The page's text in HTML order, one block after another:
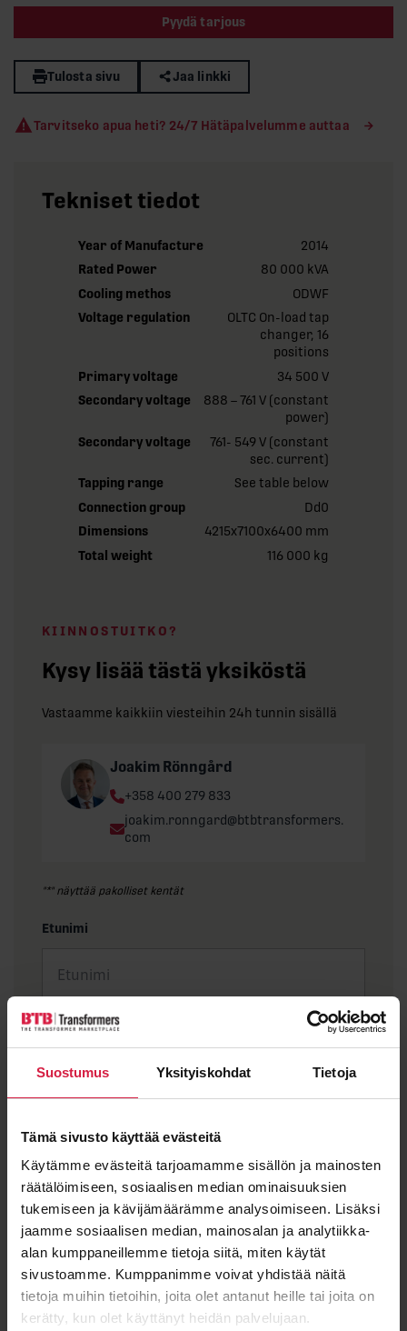
Suostumus Yksityiskohdat Tietoja
Tämä sivusto käyttää evästeitä
Käytämme evästeitä tarjoamamme sisällön ja mainosten
räätälöimiseen, sosiaalisen median ominaisuuksien
tukemiseen ja kävijämäärämme analysoimiseen. Lisäksi
jaamme sosiaalisen median, mainosalan ja analytiikka-
alan kumppaneillemme tietoja siitä, miten käytät
sivustoamme. Kumppanimme voivat yhdistää näitä
tietoja muihin tietoihin, joita olet antanut heille tai joita on
kerätty, kun olet käyttänyt heidän palvelujaan.
Pyydä tarjous
Tulosta sivu Jaa linkki
Tarvitseko apua heti? 24/7 Hätäpalvelumme auttaa
Tekniset tiedot
Year of Manufacture
2014
Rated Power
80 000 kVA
Cooling methos
ODWF
Voltage regulation
OLTC On-load tap
changer, 16
positions
Primary voltage
34 500 V
Secondary voltage
888 – 761 V (constant
power)
Secondary voltage
761- 549 V (constant
sec. current)
Tapping range
See table below
Connection group
Dd0
Dimensions
4215x7100x6400 mm
Total weight
116 000 kg
KIINNOSTUITKO?
Kysy lisää tästä yksiköstä
Vastaamme kaikkiin viesteihin 24h tunnin sisällä
Joakim Rönngård
Phone:
+358 400 279 833
Email:
joakim.ronngard@btbtransformers.
com
"*" näyttää pakolliset kentät
Etunimi
Sukunimi
Sähköposti *
Viesti